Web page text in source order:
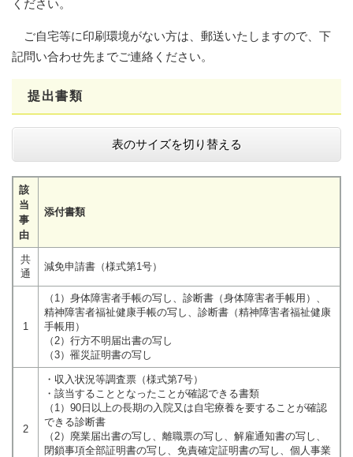
ください。
ご自宅等に印刷環境がない方は、郵送いたしますので、下
記問い合わせ先までご連絡ください。
提出書類
表のサイズを切り替える
該
当
事
由
添付書類
共
通
減免申請書（様式第1号）
1
（1）身体障害者手帳の写し、診断書（身体障害者手帳用）、
精神障害者福祉健康手帳の写し、診断書（精神障害者福祉健康
手帳用）
（2）行方不明届出書の写し
（3）罹災証明書の写し
2
・収入状況等調査票（様式第7号）
・該当することとなったことが確認できる書類
（1）90日以上の長期の入院又は自宅療養を要することが確認
できる診断書
（2）廃業届出書の写し、離職票の写し、解雇通知書の写し、
閉鎖事項全部証明書の写し、免責確定証明書の写し、個人事業